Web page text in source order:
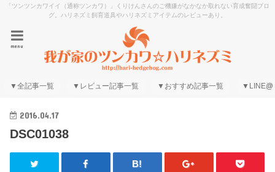
「ツンツンカワイイ（通称ツンカワ）」くりけんさんのご機嫌がなかなか取れない育成奮闘ブロ
グ。ハリネズミ飼育道具やハリネズミアイテムのレビューあり。
menu
▼全記事一覧 ▼レビュー記事一覧 ▼おすすめ記事一覧 ▼LINE@
2016.04.17
DSC01038